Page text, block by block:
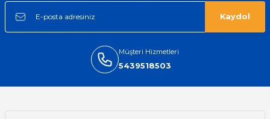
Kaydol
Müşteri Hizmetleri
5439518503